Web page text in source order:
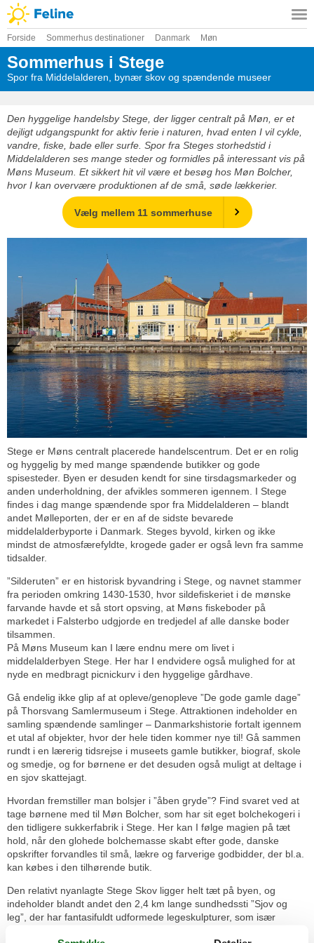
Forside Sommerhus destinationer Danmark Møn
Sommerhus i Stege
Spor fra Middelalderen, bynær skov og spændende museer
Den hyggelige handelsby Stege, der ligger centralt på Møn, er et
dejligt udgangspunkt for aktiv ferie i naturen, hvad enten I vil cykle,
vandre, fiske, bade eller surfe. Spor fra Steges storhedstid i
Middelalderen ses mange steder og formidles på interessant vis på
Møns Museum. Et sikkert hit vil være et besøg hos Møn Bolcher,
hvor I kan overvære produktionen af de små, søde lækkerier.
Vælg mellem 11 sommerhuse
Stege er Møns centralt placerede handelscentrum. Det er en rolig
og hyggelig by med mange spændende butikker og gode
spisesteder. Byen er desuden kendt for sine tirsdagsmarkeder og
anden underholdning, der afvikles sommeren igennem. I Stege
findes i dag mange spændende spor fra Middelalderen – blandt
andet Mølleporten, der er en af de sidste bevarede
middelalderbyporte i Danmark. Steges byvold, kirken og ikke
mindst de atmosfærefyldte, krogede gader er også levn fra samme
tidsalder.
”Silderuten” er en historisk byvandring i Stege, og navnet stammer
fra perioden omkring 1430-1530, hvor sildefiskeriet i de mønske
farvande havde et så stort opsving, at Møns fiskeboder på
markedet i Falsterbo udgjorde en tredjedel af alle danske boder
tilsammen.
På Møns Museum kan I lære endnu mere om livet i
middelalderbyen Stege. Her har I endvidere også mulighed for at
nyde en medbragt picnickurv i den hyggelige gårdhave.
Gå endelig ikke glip af at opleve/genopleve ”De gode gamle dage”
på Thorsvang Samlermuseum i Stege. Attraktionen indeholder en
samling spændende samlinger – Danmarkshistorie fortalt igennem
et utal af objekter, hvor der hele tiden kommer nye til! Gå sammen
rundt i en lærerig tidsrejse i museets gamle butikker, biograf, skole
og smedje, og for børnene er det desuden også muligt at deltage i
en sjov skattejagt.
Hvordan fremstiller man bolsjer i ”åben gryde”? Find svaret ved at
tage børnene med til Møn Bolcher, som har sit eget bolchekogeri i
den tidligere sukkerfabrik i Stege. Her kan I følge magien på tæt
hold, når den glohede bolchemasse skabt efter gode, danske
opskrifter forvandles til små, lækre og farverige godbidder, der bl.a.
kan købes i den tilhørende butik.
Den relativt nyanlagte Stege Skov ligger helt tæt på byen, og
indeholder blandt andet den 2,4 km lange sundhedssti ”Sjov og
leg”, der har fantasifuldt udformede legeskulpturer, som især